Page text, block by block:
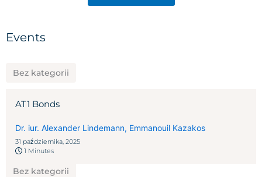
Events
Bez kategorii
AT1 Bonds
Dr. iur. Alexander Lindemann, Emmanouil Kazakos
31 października, 2025
1 Minutes
Bez kategorii